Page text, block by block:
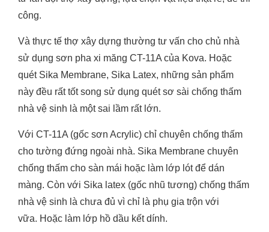
công.
Và thực tế thợ xây dựng thường tư vấn cho chủ nhà
sử dụng sơn pha xi măng CT-11A của Kova. Hoặc
quét Sika Membrane, Sika Latex, những sản phẩm
này đều rất tốt song sử dụng quét sơ sài chống thấm
nhà vệ sinh là một sai lầm rất lớn.
Với CT-11A (gốc sơn Acrylic) chỉ chuyên chống thấm
cho tường đứng ngoài nhà. Sika Membrane chuyên
chống thấm cho sàn mái hoặc làm lớp lót để dán
màng. Còn với Sika latex (gốc nhũ tương) chống thấm
nhà vệ sinh là chưa đủ vì chỉ là phụ gia trộn với
vữa. Hoặc làm lớp hồ dầu kết dính.